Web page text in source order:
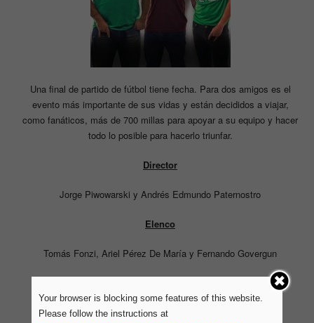
Una final de partido de fútbol tiene fecha. Para dos amigos es el
evento más importante de sus vidas y están decididos a viajar,
como fanáticos, más de 700 millas para apoyar a su equipo y hacer
todo lo posible para hacerlo triunfar.
Director
Jorge Piwowarski y Andrés Edmundo Paternostro
Elenco
Tomás Fonzi, Ariel Pérez De María y Fernando Govergun
Your browser is blocking some features of this website.
Please follow the instructions at